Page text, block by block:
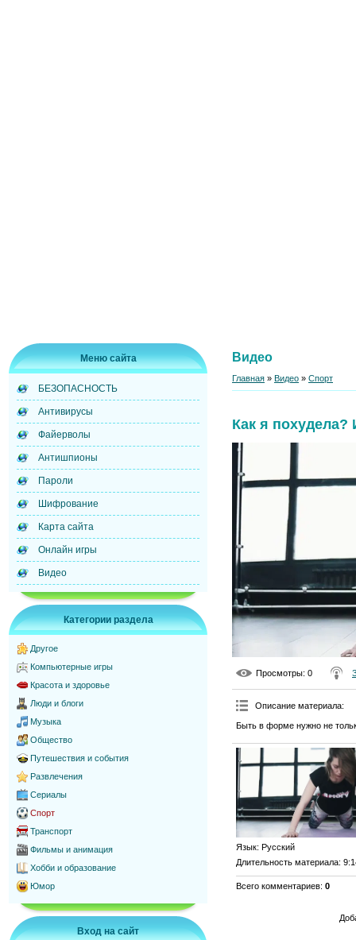
Меню сайта
БЕЗОПАСНОСТЬ
Антивирусы
Файерволы
Антишпионы
Пароли
Шифрование
Карта сайта
Онлайн игры
Видео
Категории раздела
Другое
Компьютерные игры
Красота и здоровье
Люди и блоги
Музыка
Общество
Путешествия и события
Развлечения
Сериалы
Спорт
Транспорт
Фильмы и анимация
Хобби и образование
Юмор
Вход на сайт
Видео
Главная » Видео » Спорт
Как я
Просмотры: 0
Описание материала:
Быть в форме нужно не
Язык: Русский
Длительность материала:
Всего комментариев: 0